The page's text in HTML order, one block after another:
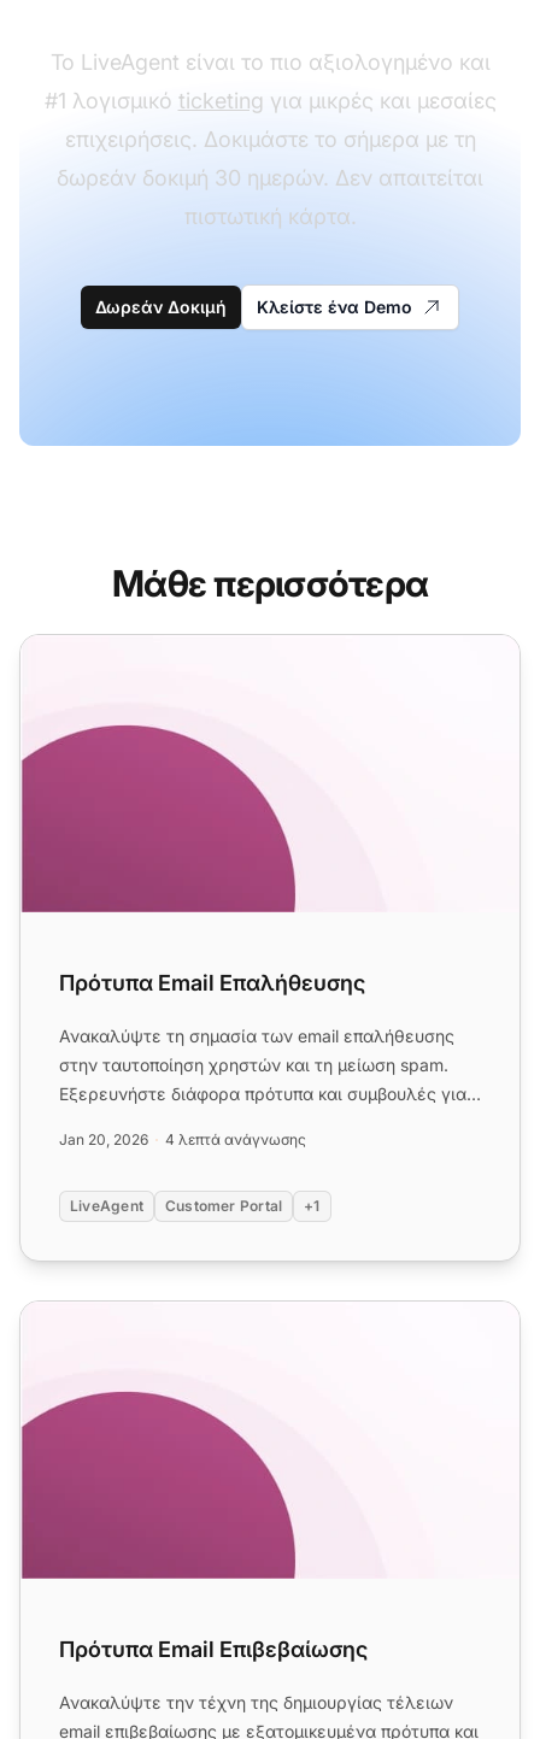
Το LiveAgent είναι το πιο αξιολογημένο και
#1 λογισμικό ticketing για μικρές και μεσαίες
επιχειρήσεις. Δοκιμάστε το σήμερα με τη
δωρεάν δοκιμή 30 ημερών. Δεν απαιτείται
πιστωτική κάρτα.
Δωρεάν Δοκιμή Κλείστε ένα Demo
Μάθε περισσότερα
Πρότυπα Email Επαλήθευσης
Πρότυπα Email Επαλήθευσης
Ανακαλύψτε τη σημασία των email επαλήθευσης
στην ταυτοποίηση χρηστών και τη μείωση spam.
Εξερευνήστε διάφορα πρότυπα και συμβουλές για
Jan 20, 2026 4 λεπτά ανάγνωσης
LiveAgent Customer Portal +1
Πρότυπα Email Επιβεβαίωσης
Πρότυπα Email Επιβεβαίωσης
Ανακαλύψτε την τέχνη της δημιουργίας τέλειων
email επιβεβαίωσης με εξατομικευμένα πρότυπα και